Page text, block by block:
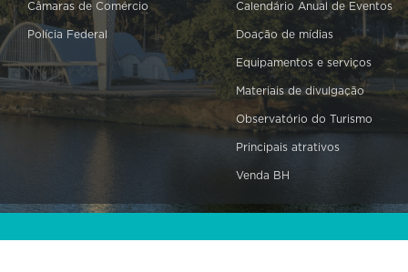
Câmaras de Comércio
Polícia Federal
Calendário Anual de Eventos
Doação de mídias
Equipamentos e serviços
Materiais de divulgação
Observatório do Turismo
Principais atrativos
Venda BH